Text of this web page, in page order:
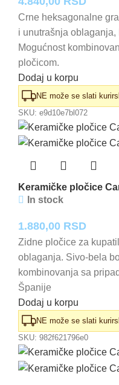
Crne heksagonalne
i unutrašnja oblaganja,
Mogućnost
pločicom.
Dodaj u korpu
NE može se slati
SKU: e9d10e7bl072
Keramičke pločice
In stock
1.880,00 RSD
Zidne pločice za
oblaganja. Sivo-bela
kombinovanja sa
Španije
Dodaj u korpu
NE može se slati
SKU: 982f621796e0